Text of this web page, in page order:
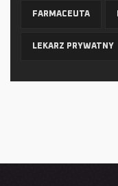
FARMACEUTA
LEKARZ PRYWATNY